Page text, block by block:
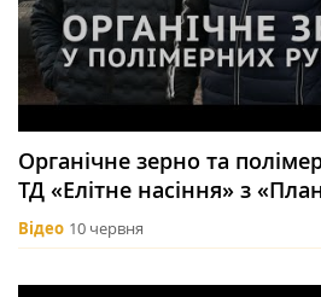
Органічне зерно та
ТД «Елітне насіння» з
Відео 10 червня